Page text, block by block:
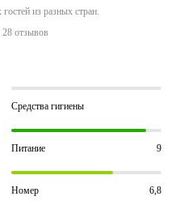
из разных стран.
отзывов
Средства гигиены
Питание 9
Номер 6,8